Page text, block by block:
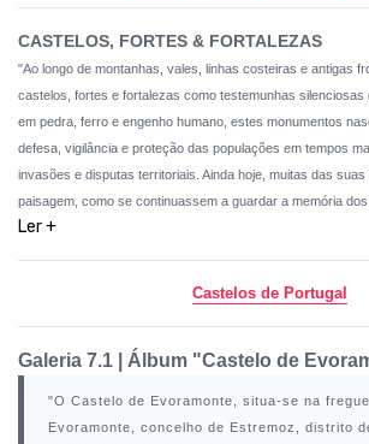
CASTELOS, FORTES & FORTALEZAS
"Ao longo de montanhas, vales, linhas costeiras e antigas
castelos, fortes e fortalezas como testemunhas silenciosas
em pedra, ferro e engenho humano, estes monumentos
defesa, vigilância e proteção das populações em tempos
invasões e disputas territoriais. Ainda hoje, muitas das
paisagem, como se continuassem a guardar a memória dos
Ler +
Castelos de Portugal
Galeria 7.1 Álbum "Castelo de
"O Castelo de Evoramonte , situa-se na
Evoramonte, concelho de Estremoz, distrito